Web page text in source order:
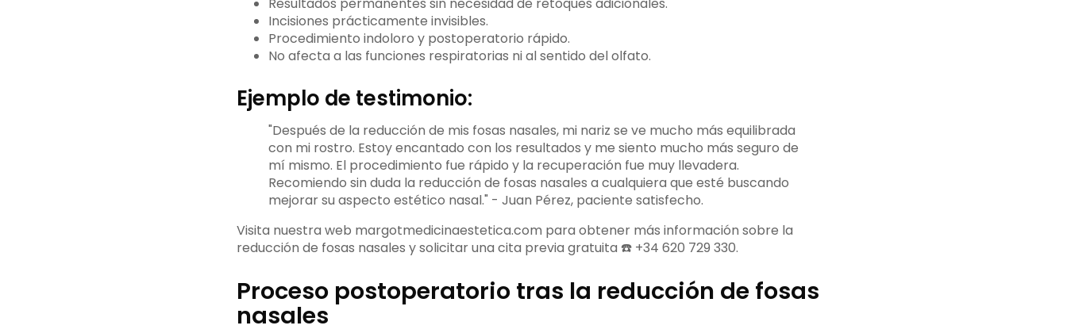
Resultados permanentes sin necesidad de retoques adicionales.
Incisiones prácticamente invisibles.
Procedimiento indoloro y postoperatorio rápido.
No afecta a las funciones respiratorias ni al sentido del olfato.
Ejemplo de testimonio:
"Después de la reducción de mis fosas nasales, mi nariz se ve mucho más equilibrada
con mi rostro. Estoy encantado con los resultados y me siento mucho más seguro de
mí mismo. El procedimiento fue rápido y la recuperación fue muy llevadera.
Recomiendo sin duda la reducción de fosas nasales a cualquiera que esté buscando
mejorar su aspecto estético nasal." - Juan Pérez, paciente satisfecho.
Visita nuestra web margotmedicinaestetica.com para obtener más información sobre la
reducción de fosas nasales y solicitar una cita previa gratuita ☎️ +34 620 729 330.
Proceso postoperatorio tras la reducción de fosas
nasales